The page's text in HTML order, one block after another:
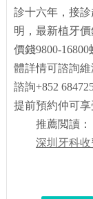
診十六年，接
明，最新植牙
價錢9800-
體詳情可諮詢
諮詢+852
提前預約仲可享
推薦閲讀：
深圳牙科收